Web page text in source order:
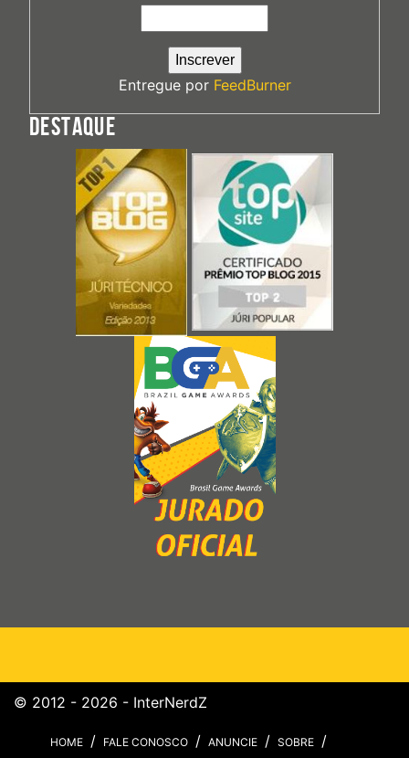
Entregue por FeedBurner
DESTAQUE
© 2012 - 2026 - InterNerdZ
HOME FALE CONOSCO ANUNCIE SOBRE